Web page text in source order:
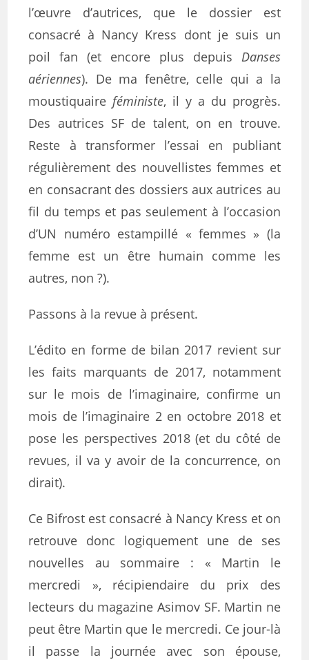
l’œuvre d’autrices, que le dossier est
consacré à Nancy Kress dont je suis un
poil fan (et encore plus depuis Danses
aériennes). De ma fenêtre, celle qui a la
moustiquaireféministe, il y a du progrès.
Des autrices SF de talent, on en trouve.
Reste à transformer l’essai en publiant
régulièrement des nouvellistes femmes et
en consacrant des dossiers aux autrices au
fil du temps et pas seulement à l’occasion
d’UN numéro estampillé « femmes » (la
femme est un être humain comme les
autres, non ?).
Passons à la revue à présent.
L’édito en forme de bilan 2017 revient sur
les faits marquants de 2017, notamment
sur le mois de l’imaginaire, confirme un
mois de l’imaginaire 2 en octobre 2018 et
pose les perspectives 2018 (et du côté de
revues, il va y avoir de la concurrence, on
dirait).
Ce Bifrost est consacré à Nancy Kress et on
retrouve donc logiquement une de ses
nouvelles au sommaire : « Martin le
mercredi », récipiendaire du prix des
lecteurs du magazine Asimov SF. Martin ne
peut être Martin que le mercredi. Ce jour-là
il passe la journée avec son épouse,